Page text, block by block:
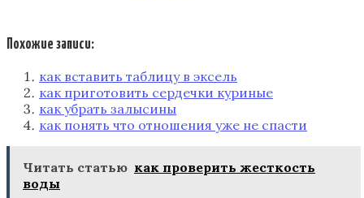
Похожие записи:
как вставить таблицу в эксель
как приготовить сердечки куриные
как убрать залысины
как понять что отношения уже не спасти
Читать статью как проверить жесткость
воды